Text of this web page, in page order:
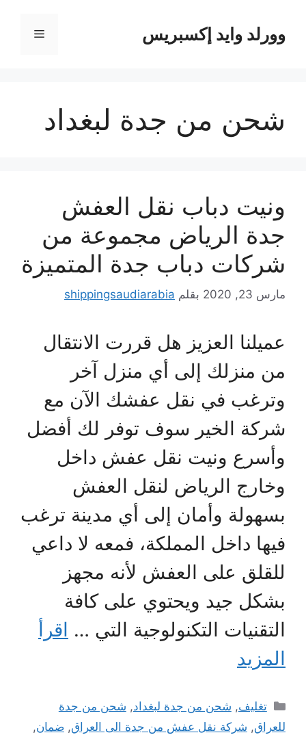
المحتوىوورلد وايد إكسبريس القائمة
شحن من جدة لبغداد
ونيت دباب نقل العفش
جدة الرياض مجموعة من
شركات دباب جدة المتميزة
مارس 23, 2020 بقلم shippingsaudiarabia
عميلنا العزيز هل قررت الانتقال
من منزلك إلى أي منزل آخر
وترغب في نقل عفشك الآن مع
شركة الخير سوف توفر لك أفضل
وأسرع ونيت نقل عفش داخل
وخارج الرياض لنقل العفش
بسهولة وأمان إلى أي مدينة ترغب
فيها داخل المملكة، فمعه لا داعي
للقلق على العفش لأنه مجهز
بشكل جيد ويحتوي على كافة
التقنيات التكنولوجية التي … اقرأ
المزيد
التصنيفات
تغليف, شحن من جدة لبغداد, شحن من جدة
للعراق, شركة نقل عفش من جدة الى العراق, ضمان,